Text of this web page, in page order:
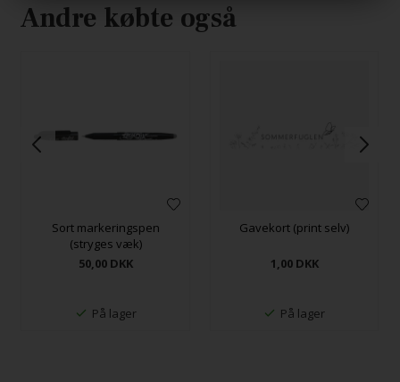
Andre købte også
Sort markeringspen
(stryges væk)
50,00 DKK
På lager
Gavekort (print selv)
1,00 DKK
På lager